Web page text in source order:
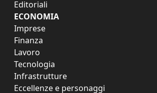
Editoriali
ECONOMIA
Imprese
Finanza
Lavoro
Tecnologia
Infrastrutture
Eccellenze e personaggi